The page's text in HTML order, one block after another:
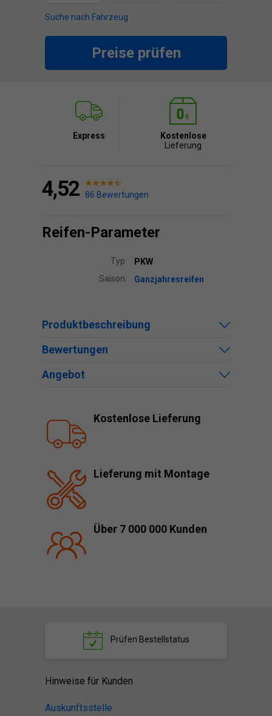
Suche nach Fahrzeug
Preise prüfen
Express
Kostenlose
Lieferung
4,52 86 Bewertungen
Reifen-Parameter
Typ:
PKW
Saison:
Ganzjahresreifen
Produktbeschreibung
Bewertungen
Angebot
Kostenlose Lieferung
Lieferung mit Montage
Über 7 000 000 Kunden
Prüfen Bestellstatus
Hinweise für Kunden
Auskunftsstelle